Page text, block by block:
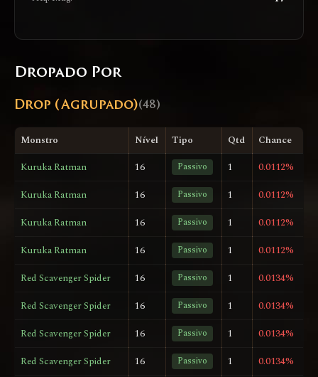
Dropado Por
Drop (Agrupado)(48)
Monstro Nível Tipo Qtd
Chance
Kuruka Ratman
16 Passivo 1
0.0112%
Kuruka Ratman
16 Passivo 1
0.0112%
Kuruka Ratman
16 Passivo 1
0.0112%
Kuruka Ratman
16 Passivo 1
0.0112%
Red Scavenger Spider
16 Passivo 1
0.0134%
Red Scavenger Spider
16 Passivo 1
0.0134%
Red Scavenger Spider
16 Passivo 1
0.0134%
Red Scavenger Spider
16 Passivo 1
0.0134%